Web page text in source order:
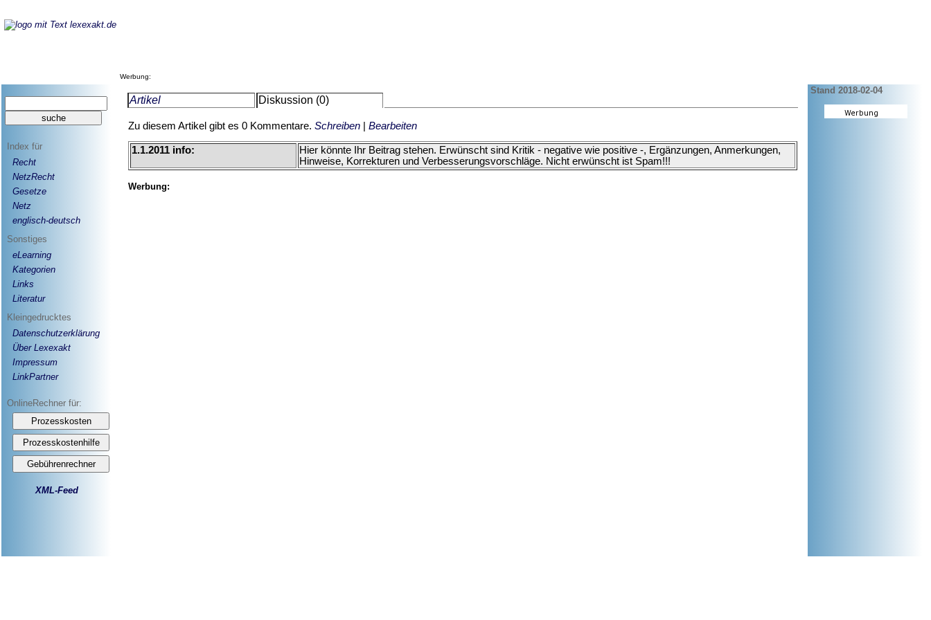
Werbung:
Index für
Recht
NetzRecht
Gesetze
Netz
englisch-deutsch
Sonstiges
eLearning
Kategorien
Links
Literatur
Kleingedrucktes
Datenschutzerklärung
Über Lexexakt
Impressum
LinkPartner
OnlineRechner für:
XML-Feed
Artikel Diskussion (0)
Zu diesem Artikel gibt es 0 Kommentare. Schreiben Bearbeiten
1.1.2011 info:
Hier könnte Ihr Beitrag stehen. Erwünscht sind Kritik - negative wie positive -, Ergänzungen, Anmerkungen,
Hinweise, Korrekturen und Verbesserungsvorschläge. Nicht erwünscht ist Spam!!!
Werbung:
Stand 2018-02-04